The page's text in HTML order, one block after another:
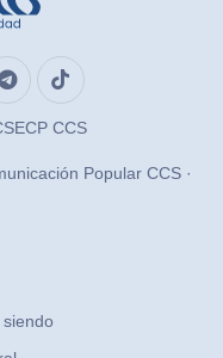
ECP CCS
Popular CCS ·